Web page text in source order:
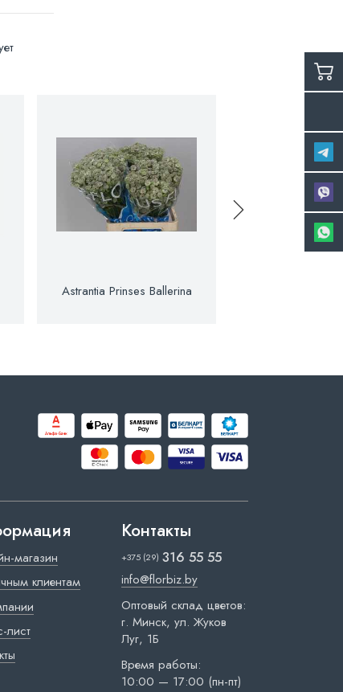
Astrantia Prinses Ballerina
магазин
клиентам
лист
Контакты
+375 (29) 316 55 55
info@florbiz.by
Оптовый склад цветов:
г. Минск, ул. Жуков
Луг, 1Б
Время работы:
10:00 — 17:00 (пн-пт)